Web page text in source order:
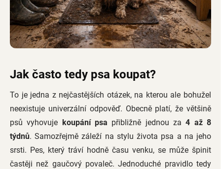
Jak často tedy psa koupat?
To je jedna z nejčastějších otázek, na kterou ale bohužel
neexistuje univerzální odpověď. Obecně platí, že většině
psů vyhovuje koupání psa přibližně jednou za4 až 8
týdnů. Samozřejmě záleží na stylu života psa a na jeho
srsti. Pes, který tráví hodně času venku, se může špinit
častěji než gaučový povaleč. Jednoduché pravidlo tedy